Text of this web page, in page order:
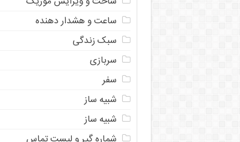
ساعت و هشدار دهنده
سبک زندگی
سربازی
سفر
شبیه ساز
شبیه ساز